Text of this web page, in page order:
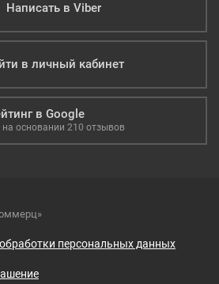
Написать в Viber
в личный кабинет
в Google
на основании 210 отзывов
персональных данных